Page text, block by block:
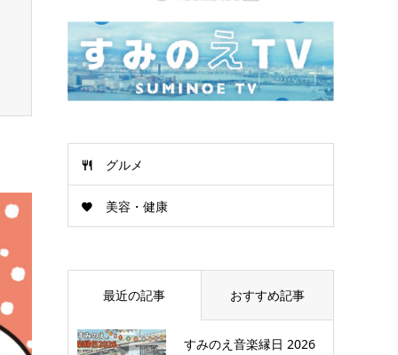
グルメ
美容・健康
最近の記事 おすすめ記事
すみのえ音楽縁日 2026